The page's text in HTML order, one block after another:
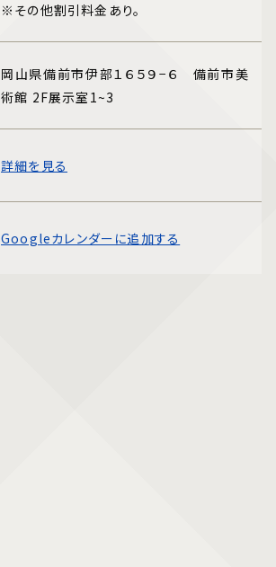
※その他割引料金あり。
岡山県備前市伊部１６５９−６ 備前市美
術館 2F展示室1~3
詳細を見る
Googleカレンダーに追加する